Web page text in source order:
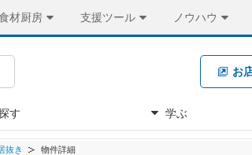
材厨房 支援ツール ノウハウ
お
す 学ぶ
抜き 物件詳細